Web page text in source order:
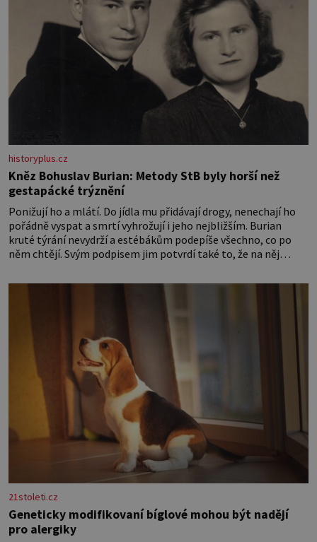
historyplus.cz
Kněz Bohuslav Burian: Metody StB byly horší než
gestapácké trýznění
Ponižují ho a mlátí. Do jídla mu přidávají drogy, nenechají ho
pořádně vyspat a smrtí vyhrožují i jeho nejbližším. Burian
kruté týrání nevydrží a estébákům podepíše všechno, co po
něm chtějí. Svým podpisem jim potvrdí také to, že na něj
Syn brněnského řezníka chce být knězem a
21stoleti.cz
Geneticky modifikovaní bíglové mohou být nadějí
pro alergiky